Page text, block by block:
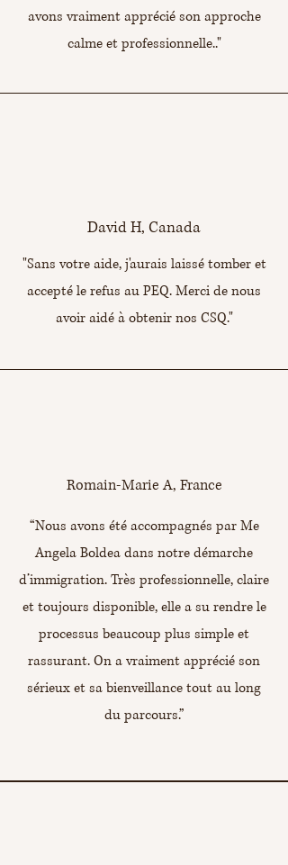
avons vraiment apprécié son approche
calme et professionnelle.."
David H, Canada
"Sans votre aide, j'aurais laissé tomber et
accepté le refus au PEQ. Merci de nous
avoir aidé à obtenir nos CSQ."
Romain-Marie A, France
“Nous avons été accompagnés par Me
Angela Boldea dans notre démarche
d’immigration. Très professionnelle, claire
et toujours disponible, elle a su rendre le
processus beaucoup plus simple et
rassurant. On a vraiment apprécié son
sérieux et sa bienveillance tout au long
du parcours.”